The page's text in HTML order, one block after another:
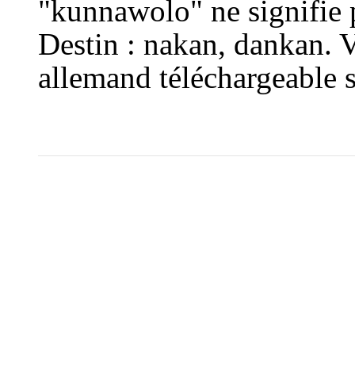
"kunnawolo" ne signifie
Destin : nakan, dankan.
allemand téléchargeable